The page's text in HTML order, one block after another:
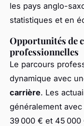
les pays anglo-
statistiques et en
Opportunités de
professionnelles
Le parcours
dynamique avec
carrière. Les
généralement
39 000 € et 45